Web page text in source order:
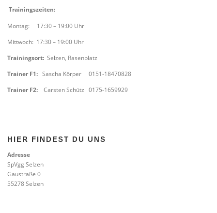
Trainingszeiten:
Montag: 17:30 – 19:00 Uhr
Mittwoch: 17:30 – 19:00 Uhr
Trainingsort: Selzen, Rasenplatz
Trainer F1: Sascha Körper 0151-18470828
Trainer F2:
Carsten Schütz 0175-1659929
HIER FINDEST DU UNS
Adresse
SpVgg Selzen
Gaustraße 0
55278 Selzen